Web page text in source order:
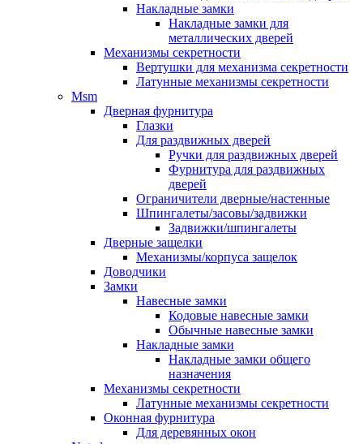
Накладные замки
Накладные замки для
металлических дверей
Механизмы секретности
Вертушки для механизма секретности
Латунные механизмы секретности
Msm
Дверная фурнитура
Глазки
Для раздвижных дверей
Ручки для раздвижных дверей
Фурнитура для раздвижных
дверей
Ограничители дверные/настенные
Шпингалеты/засовы/задвижки
Задвижки/шпингалеты
Дверные защелки
Механизмы/корпуса защелок
Доводчики
Замки
Навесные замки
Кодовые навесные замки
Обычные навесные замки
Накладные замки
Накладные замки общего
назначения
Механизмы секретности
Латунные механизмы секретности
Оконная фурнитура
Для деревянных окон